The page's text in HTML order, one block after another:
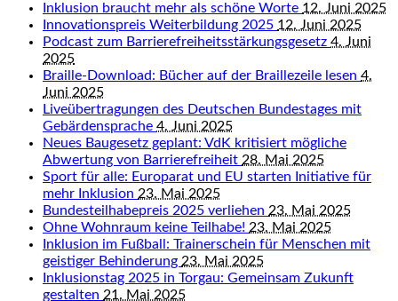
Inklusion braucht mehr als schöne Worte 12. Juni 2025
Innovationspreis Weiterbildung 2025 12. Juni 2025
Podcast zum Barrierefreiheitsstärkungsgesetz 4. Juni
2025
Braille-Download: Bücher auf der Braillezeile lesen 4.
Juni 2025
Liveübertragungen des Deutschen Bundestages mit
Gebärdensprache 4. Juni 2025
Neues Baugesetz geplant: VdK kritisiert mögliche
Abwertung von Barrierefreiheit 28. Mai 2025
Sport für alle: Europarat und EU starten Initiative für
mehr Inklusion 23. Mai 2025
Bundesteilhabepreis 2025 verliehen 23. Mai 2025
Ohne Wohnraum keine Teilhabe! 23. Mai 2025
Inklusion im Fußball: Trainerschein für Menschen mit
geistiger Behinderung 23. Mai 2025
Inklusionstag 2025 in Torgau: Gemeinsam Zukunft
gestalten 21. Mai 2025